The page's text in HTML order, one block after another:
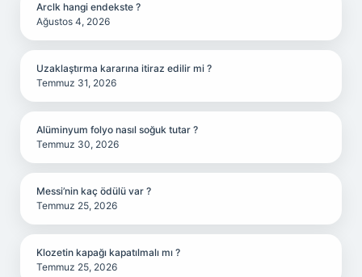
Arclk hangi endekste ?
Ağustos 4, 2026
Uzaklaştırma kararına itiraz edilir mi ?
Temmuz 31, 2026
Alüminyum folyo nasıl soğuk tutar ?
Temmuz 30, 2026
Messi’nin kaç ödülü var ?
Temmuz 25, 2026
Klozetin kapağı kapatılmalı mı ?
Temmuz 25, 2026